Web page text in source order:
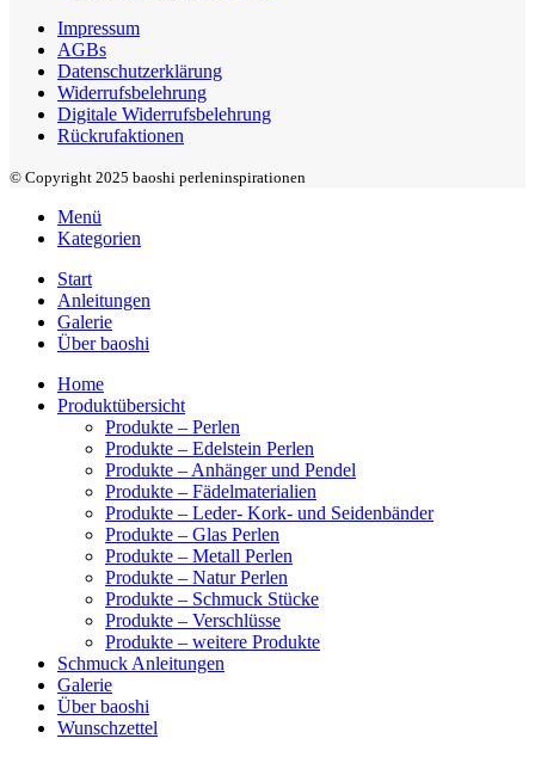
Impressum
AGBs
Datenschutzerklärung
Widerrufsbelehrung
Digitale Widerrufsbelehrung
Rückrufaktionen
© Copyright 2025 baoshi perleninspirationen
Menü
Kategorien
Start
Anleitungen
Galerie
Über baoshi
Home
Produktübersicht
Produkte – Perlen
Produkte – Edelstein Perlen
Produkte – Anhänger und Pendel
Produkte – Fädelmaterialien
Produkte – Leder- Kork- und Seidenbänder
Produkte – Glas Perlen
Produkte – Metall Perlen
Produkte – Natur Perlen
Produkte – Schmuck Stücke
Produkte – Verschlüsse
Produkte – weitere Produkte
Schmuck Anleitungen
Galerie
Über baoshi
Wunschzettel